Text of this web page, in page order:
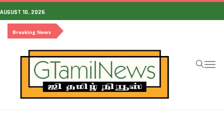
AUGUST 10, 2026
Breaking News